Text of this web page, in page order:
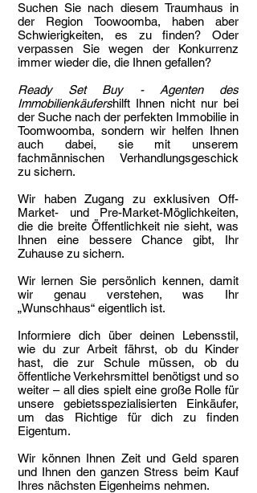
Suchen Sie nach diesem Traumhaus in
der Region Toowoomba, haben aber
Schwierigkeiten, es zu finden? Oder
verpassen Sie wegen der Konkurrenz
immer wieder die, die Ihnen gefallen?
Ready Set Buy - Agenten des
Immobilienkäufershilft Ihnen nicht nur bei
der Suche nach der perfekten Immobilie in
Toomwoomba, sondern wir helfen Ihnen
auch dabei, sie mit unserem
fachmännischen Verhandlungsgeschick
zu sichern.
Wir haben Zugang zu exklusiven Off-
Market- und Pre-Market-Möglichkeiten,
die die breite Öffentlichkeit nie sieht, was
Ihnen eine bessere Chance gibt, Ihr
Zuhause zu sichern.
Wir lernen Sie persönlich kennen, damit
wir genau verstehen, was Ihr
„Wunschhaus“ eigentlich ist.
Informiere dich über deinen Lebensstil,
wie du zur Arbeit fährst, ob du Kinder
hast, die zur Schule müssen, ob du
öffentliche Verkehrsmittel benötigst und so
weiter – all dies spielt eine große Rolle für
unsere gebietsspezialisierten Einkäufer,
um das Richtige für dich zu finden
Eigentum.
Wir können Ihnen Zeit und Geld sparen
und Ihnen den ganzen Stress beim Kauf
Ihres nächsten Eigenheims nehmen.